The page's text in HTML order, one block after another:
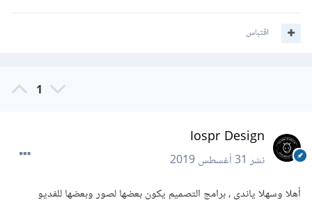
اقتباس
1
Iospr Design
نشر31 أغسطس 2019
أهلا وسهلا ياندى ، برامج التصميم يكون بعضها لصور وبعضها للفديو